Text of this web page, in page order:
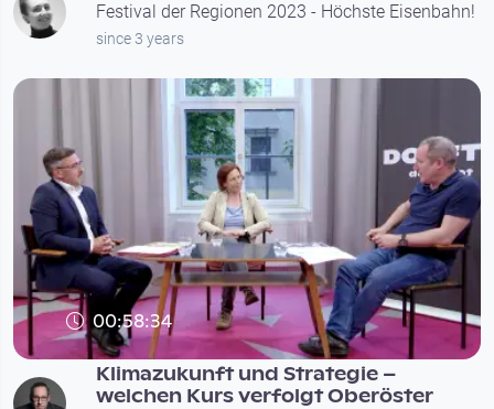
Festival der Regionen 2023 - Höchste Eisenbahn!
since 3 years
00:58:34
Klimazukunft und Strategie –
welchen Kurs verfolgt Oberöster